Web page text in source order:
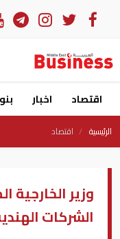
اقتصاد اخبار
الرئيسية اقتصاد
وزير
الشركات